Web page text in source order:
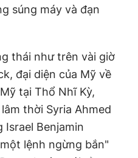
súng máy và đạn
thái như trên vài giờ
đại diện của Mỹ về
tại Thổ Nhĩ Kỳ,
thời Syria Ahmed
Israel Benjamin
lệnh ngừng bắn"